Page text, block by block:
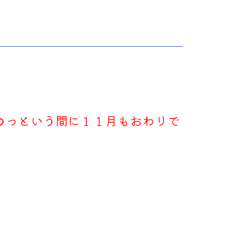
っという間に１１月もおわりで